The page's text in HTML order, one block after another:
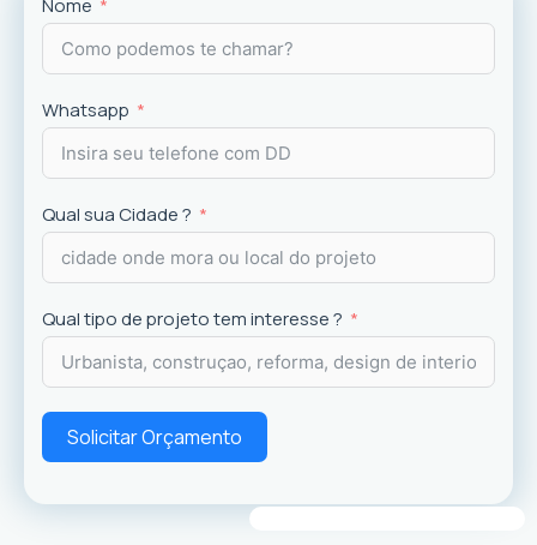
experiência dos usuários.
Nome
Whatsapp
Qual sua Cidade ?
Qual tipo de projeto tem interesse ?
Solicitar Orçamento